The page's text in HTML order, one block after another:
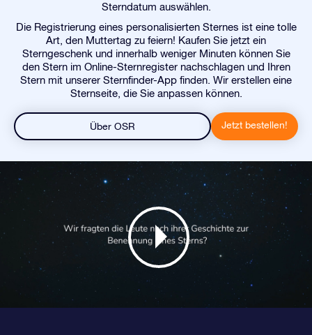
Sterndatum auswählen.
Die Registrierung eines personalisierten Sternes ist eine tolle
Art, den Muttertag zu feiern! Kaufen Sie jetzt ein
Sterngeschenk und innerhalb weniger Minuten können Sie
den Stern im Online-Sternregister nachschlagen und Ihren
Stern mit unserer Sternfinder-App finden. Wir erstellen eine
Sternseite, die Sie anpassen können.
Über OSR Jetzt bestellen!